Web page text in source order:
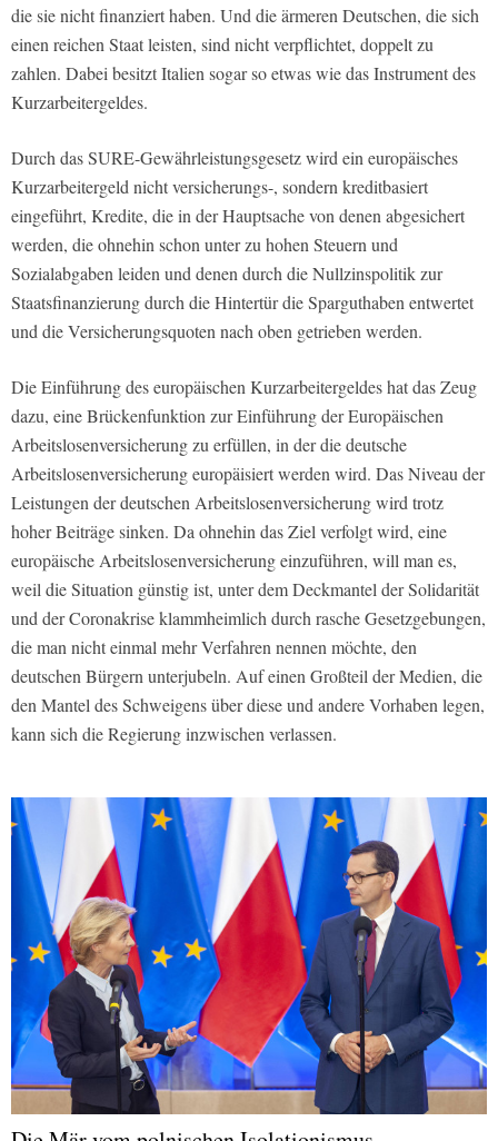
die sie nicht finanziert haben. Und die ärmeren Deutschen, die sich
einen reichen Staat leisten, sind nicht verpflichtet, doppelt zu
zahlen. Dabei besitzt Italien sogar so etwas wie das Instrument des
Kurzarbeitergeldes.
Durch das SURE-Gewährleistungsgesetz wird ein europäisches
Kurzarbeitergeld nicht versicherungs-, sondern kreditbasiert
eingeführt, Kredite, die in der Hauptsache von denen abgesichert
werden, die ohnehin schon unter zu hohen Steuern und
Sozialabgaben leiden und denen durch die Nullzinspolitik zur
Staatsfinanzierung durch die Hintertür die Sparguthaben entwertet
und die Versicherungsquoten nach oben getrieben werden.
Die Einführung des europäischen Kurzarbeitergeldes hat das Zeug
dazu, eine Brückenfunktion zur Einführung der Europäischen
Arbeitslosenversicherung zu erfüllen, in der die deutsche
Arbeitslosenversicherung europäisiert werden wird. Das Niveau der
Leistungen der deutschen Arbeitslosenversicherung wird trotz
hoher Beiträge sinken. Da ohnehin das Ziel verfolgt wird, eine
europäische Arbeitslosenversicherung einzuführen, will man es,
weil die Situation günstig ist, unter dem Deckmantel der Solidarität
und der Coronakrise klammheimlich durch rasche Gesetzgebungen,
die man nicht einmal mehr Verfahren nennen möchte, den
deutschen Bürgern unterjubeln. Auf einen Großteil der Medien, die
den Mantel des Schweigens über diese und andere Vorhaben legen,
kann sich die Regierung inzwischen verlassen.